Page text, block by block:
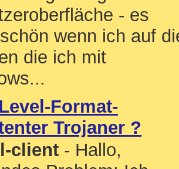
- es
wenn ich auf
die ich mit
Format-
Trojaner ?
client - Hallo,